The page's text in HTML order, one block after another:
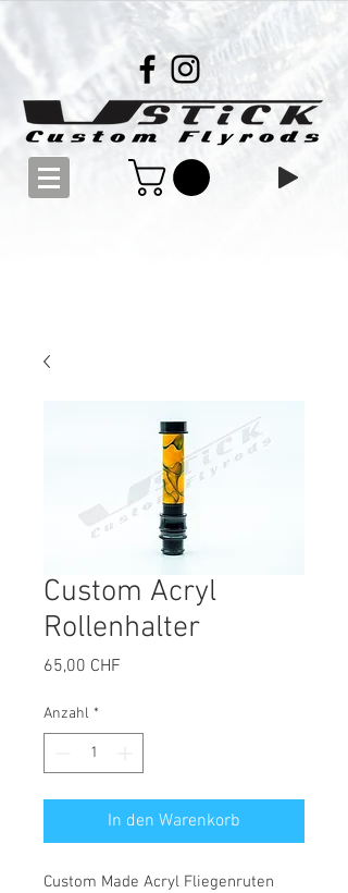
Custom Acryl
Rollenhalter
65,00 CHF
Anzahl *
In den Warenkorb
Custom Made Acryl Fliegenruten